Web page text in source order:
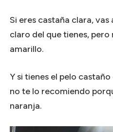
Si eres castaña clara,
claro del que tienes,
amarillo.
Y si tienes el pelo
no te lo recomiendo
naranja.